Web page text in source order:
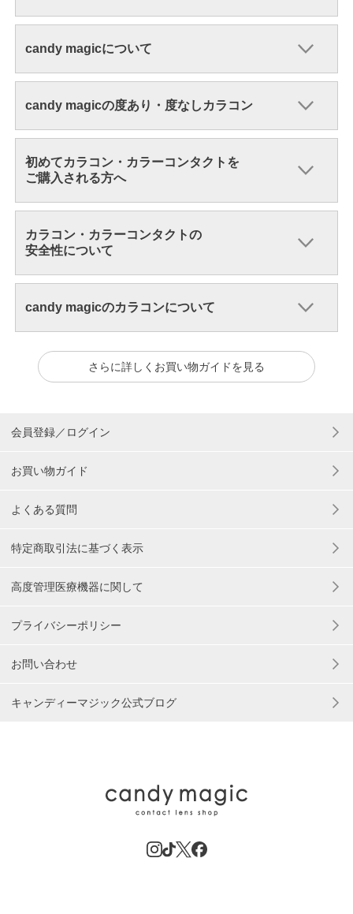
candy magicについて
candy magicの度あり・度なしカラコン
初めてカラコン・カラーコンタクトを
ご購入される方へ
カラコン・カラーコンタクトの
安全性について
candy magicのカラコンについて
さらに詳しくお買い物ガイドを見る
会員登録／ログイン
お買い物ガイド
よくある質問
特定商取引法に基づく表示
高度管理医療機器に関して
プライバシーポリシー
お問い合わせ
キャンディーマジック公式ブログ